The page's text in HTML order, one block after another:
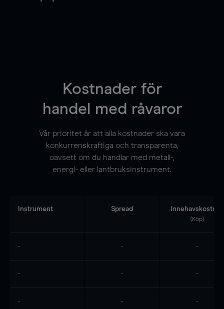
Kostnader för
handel med råvaror
Vår prioritet är att alla kostnader ska vara
konkurrenskraftiga och transparenta,
oavsett om du handlar med metall-,
energi- eller lantbruksinstrument.
Instrument Spread Innehavskostnad
(Köp)
- - -
- - -
- - -